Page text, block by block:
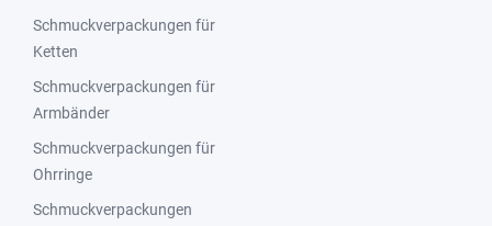
Schmuckverpackungen für
Ketten
Schmuckverpackungen für
Armbänder
Schmuckverpackungen für
Ohrringe
Schmuckverpackungen